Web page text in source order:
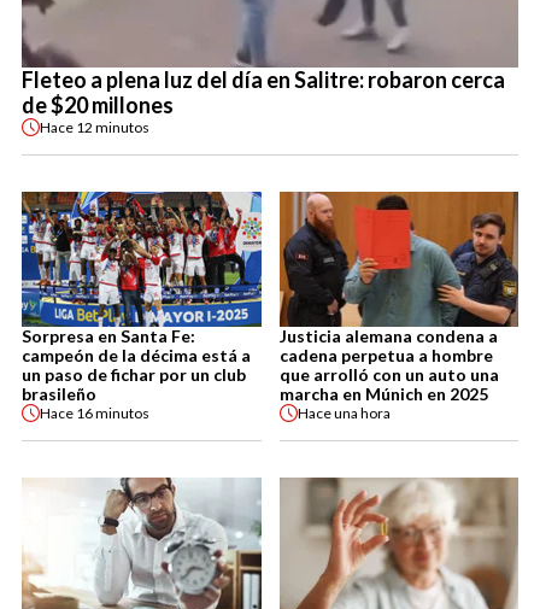
Fleteo a plena luz del día en Salitre: robaron cerca
de $20 millones
Hace 12 minutos
Sorpresa en Santa Fe:
campeón de la décima está a
un paso de fichar por un club
brasileño
Hace 16 minutos
Justicia alemana condena a
cadena perpetua a hombre
que arrolló con un auto una
marcha en Múnich en 2025
Haceuna hora